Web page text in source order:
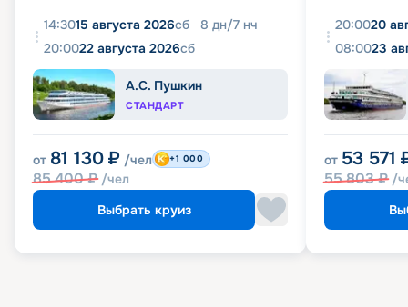
14:3015 августа 2026сб 8 дн/7 нч
20:0022 августа 2026сб
А.С. Пушкин
СТАНДАРТ
от 81 130 ₽ /чел
85 400₽ /чел
+1 000
Выбрать круиз
20:0020
08:0023
от 53 571
55 803₽ /